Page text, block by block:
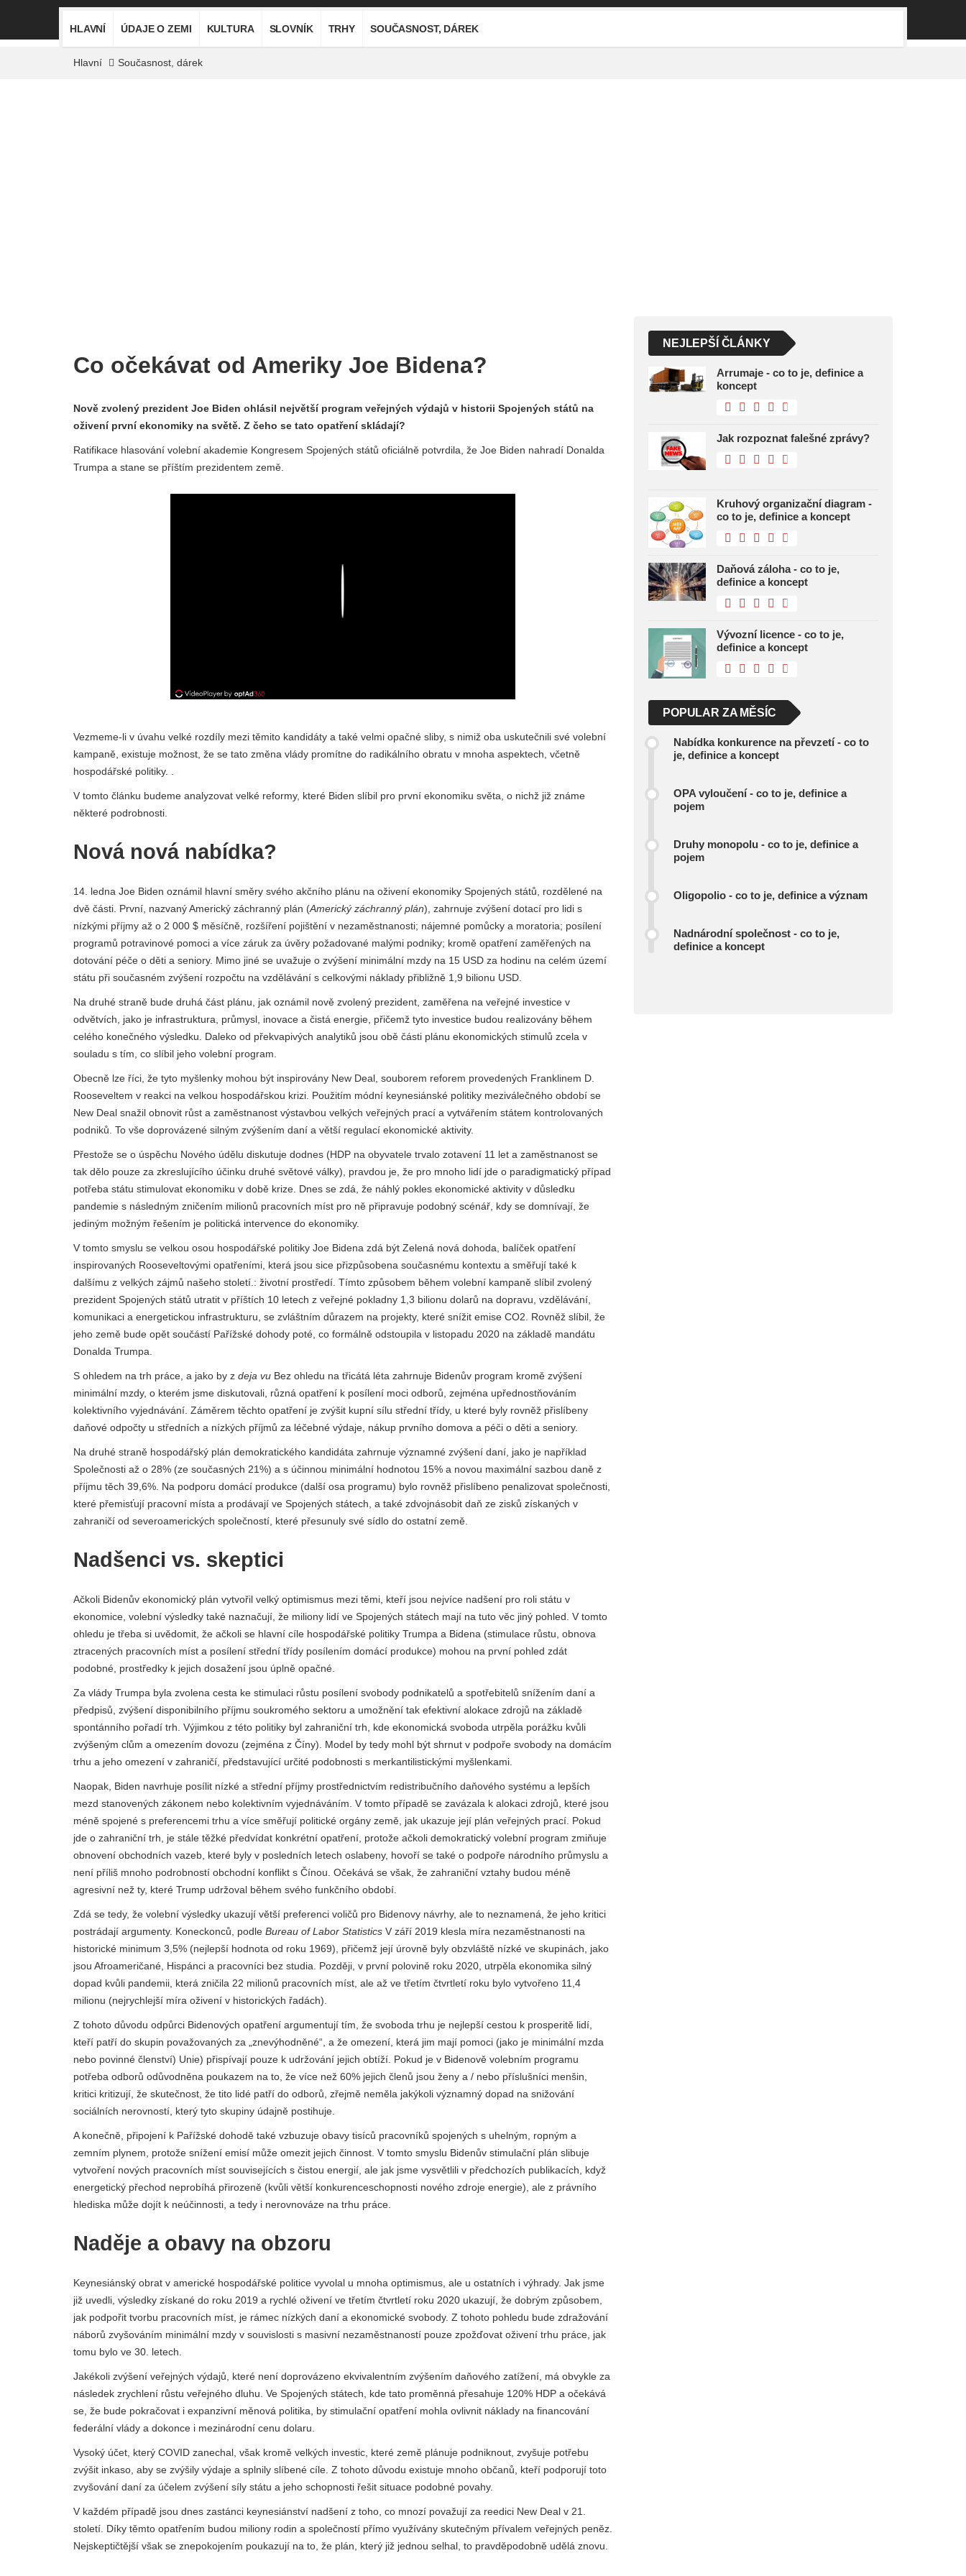
HLAVNÍ ÚDAJE O ZEMI KULTURA SLOVNÍK TRHY SOUČASNOST, DÁREK
Hlavní Současnost, dárek
Co očekávat od Ameriky Joe Bidena?
Nově zvolený prezident Joe Biden ohlásil největší program veřejných výdajů v historii Spojených států na
oživení první ekonomiky na světě. Z čeho se tato opatření skládají?
Ratifikace hlasování volební akademie Kongresem Spojených států oficiálně potvrdila, že Joe Biden nahradí Donalda
Trumpa a stane se příštím prezidentem země.
Vezmeme-li v úvahu velké rozdíly mezi těmito kandidáty a také velmi opačné sliby, s nimiž oba uskutečnili své volební
kampaně, existuje možnost, že se tato změna vlády promítne do radikálního obratu v mnoha aspektech, včetně
hospodářské politiky. .
V tomto článku budeme analyzovat velké reformy, které Biden slíbil pro první ekonomiku světa, o nichž již známe
některé podrobnosti.
Nová nová nabídka?
14. ledna Joe Biden oznámil hlavní směry svého akčního plánu na oživení ekonomiky Spojených států, rozdělené na
dvě části. První, nazvaný Americký záchranný plán (Americký záchranný plán), zahrnuje zvýšení dotací pro lidi s
nízkými příjmy až o 2 000 $ měsíčně, rozšíření pojištění v nezaměstnanosti; nájemné pomůcky a moratoria; posílení
programů potravinové pomoci a více záruk za úvěry požadované malými podniky; kromě opatření zaměřených na
dotování péče o děti a seniory. Mimo jiné se uvažuje o zvýšení minimální mzdy na 15 USD za hodinu na celém území
státu při současném zvýšení rozpočtu na vzdělávání s celkovými náklady přibližně 1,9 bilionu USD.
Na druhé straně bude druhá část plánu, jak oznámil nově zvolený prezident, zaměřena na veřejné investice v
odvětvích, jako je infrastruktura, průmysl, inovace a čistá energie, přičemž tyto investice budou realizovány během
celého konečného výsledku. Daleko od překvapivých analytiků jsou obě části plánu ekonomických stimulů zcela v
souladu s tím, co slíbil jeho volební program.
Obecně lze říci, že tyto myšlenky mohou být inspirovány New Deal, souborem reforem provedených Franklinem D.
Rooseveltem v reakci na velkou hospodářskou krizi. Použitím módní keynesiánské politiky meziválečného období se
New Deal snažil obnovit růst a zaměstnanost výstavbou velkých veřejných prací a vytvářením státem kontrolovaných
podniků. To vše doprovázené silným zvýšením daní a větší regulací ekonomické aktivity.
Přestože se o úspěchu Nového údělu diskutuje dodnes (HDP na obyvatele trvalo zotavení 11 let a zaměstnanost se
tak dělo pouze za zkreslujícího účinku druhé světové války), pravdou je, že pro mnoho lidí jde o paradigmatický případ
potřeba státu stimulovat ekonomiku v době krize. Dnes se zdá, že náhlý pokles ekonomické aktivity v důsledku
pandemie s následným zničením milionů pracovních míst pro ně připravuje podobný scénář, kdy se domnívají, že
jediným možným řešením je politická intervence do ekonomiky.
V tomto smyslu se velkou osou hospodářské politiky Joe Bidena zdá být Zelená nová dohoda, balíček opatření
inspirovaných Rooseveltovými opatřeními, která jsou sice přizpůsobena současnému kontextu a směřují také k
dalšímu z velkých zájmů našeho století.: životní prostředí. Tímto způsobem během volební kampaně slíbil zvolený
prezident Spojených států utratit v příštích 10 letech z veřejné pokladny 1,3 bilionu dolarů na dopravu, vzdělávání,
komunikaci a energetickou infrastrukturu, se zvláštním důrazem na projekty, které snížit emise CO2. Rovněž slíbil, že
jeho země bude opět součástí Pařížské dohody poté, co formálně odstoupila v listopadu 2020 na základě mandátu
Donalda Trumpa.
S ohledem na trh práce, a jako by z deja vu Bez ohledu na třicátá léta zahrnuje Bidenův program kromě zvýšení
minimální mzdy, o kterém jsme diskutovali, různá opatření k posílení moci odborů, zejména upřednostňováním
kolektivního vyjednávání. Záměrem těchto opatření je zvýšit kupní sílu střední třídy, u které byly rovněž přislíbeny
daňové odpočty u středních a nízkých příjmů za léčebné výdaje, nákup prvního domova a péči o děti a seniory.
Na druhé straně hospodářský plán demokratického kandidáta zahrnuje významné zvýšení daní, jako je například
Společnosti až o 28% (ze současných 21%) a s účinnou minimální hodnotou 15% a novou maximální sazbou daně z
příjmu těch 39,6%. Na podporu domácí produkce (další osa programu) bylo rovněž přislíbeno penalizovat společnosti,
které přemisťují pracovní místa a prodávají ve Spojených státech, a také zdvojnásobit daň ze zisků získaných v
zahraničí od severoamerických společností, které přesunuly své sídlo do ostatní země.
Nadšenci vs. skeptici
Ačkoli Bidenův ekonomický plán vytvořil velký optimismus mezi těmi, kteří jsou nejvíce nadšení pro roli státu v
ekonomice, volební výsledky také naznačují, že miliony lidí ve Spojených státech mají na tuto věc jiný pohled. V tomto
ohledu je třeba si uvědomit, že ačkoli se hlavní cíle hospodářské politiky Trumpa a Bidena (stimulace růstu, obnova
ztracených pracovních míst a posílení střední třídy posílením domácí produkce) mohou na první pohled zdát
podobné, prostředky k jejich dosažení jsou úplně opačné.
Za vlády Trumpa byla zvolena cesta ke stimulaci růstu posílení svobody podnikatelů a spotřebitelů snížením daní a
předpisů, zvýšení disponibilního příjmu soukromého sektoru a umožnění tak efektivní alokace zdrojů na základě
spontánního pořadí trh. Výjimkou z této politiky byl zahraniční trh, kde ekonomická svoboda utrpěla porážku kvůli
zvýšeným clům a omezením dovozu (zejména z Číny). Model by tedy mohl být shrnut v podpoře svobody na domácím
trhu a jeho omezení v zahraničí, představující určité podobnosti s merkantilistickými myšlenkami.
Naopak, Biden navrhuje posílit nízké a střední příjmy prostřednictvím redistribučního daňového systému a lepších
mezd stanovených zákonem nebo kolektivním vyjednáváním. V tomto případě se zavázala k alokaci zdrojů, které jsou
méně spojené s preferencemi trhu a více směřují politické orgány země, jak ukazuje její plán veřejných prací. Pokud
jde o zahraniční trh, je stále těžké předvídat konkrétní opatření, protože ačkoli demokratický volební program zmiňuje
obnovení obchodních vazeb, které byly v posledních letech oslabeny, hovoří se také o podpoře národního průmyslu a
není příliš mnoho podrobností obchodní konflikt s Čínou. Očekává se však, že zahraniční vztahy budou méně
agresivní než ty, které Trump udržoval během svého funkčního období.
Zdá se tedy, že volební výsledky ukazují větší preferenci voličů pro Bidenovy návrhy, ale to neznamená, že jeho kritici
postrádají argumenty. Koneckonců, podle Bureau of Labor Statistics V září 2019 klesla míra nezaměstnanosti na
historické minimum 3,5% (nejlepší hodnota od roku 1969), přičemž její úrovně byly obzvláště nízké ve skupinách, jako
jsou Afroameričané, Hispánci a pracovníci bez studia. Později, v první polovině roku 2020, utrpěla ekonomika silný
dopad kvůli pandemii, která zničila 22 milionů pracovních míst, ale až ve třetím čtvrtletí roku bylo vytvořeno 11,4
milionu (nejrychlejší míra oživení v historických řadách).
Z tohoto důvodu odpůrci Bidenových opatření argumentují tím, že svoboda trhu je nejlepší cestou k prosperitě lidí,
kteří patří do skupin považovaných za „znevýhodněné“, a že omezení, která jim mají pomoci (jako je minimální mzda
nebo povinné členství) Unie) přispívají pouze k udržování jejich obtíží. Pokud je v Bidenově volebním programu
potřeba odborů odůvodněna poukazem na to, že více než 60% jejich členů jsou ženy a / nebo příslušníci menšin,
kritici kritizují, že skutečnost, že tito lidé patří do odborů, zřejmě neměla jakýkoli významný dopad na snižování
sociálních nerovností, který tyto skupiny údajně postihuje.
A konečně, připojení k Pařížské dohodě také vzbuzuje obavy tisíců pracovníků spojených s uhelným, ropným a
zemním plynem, protože snížení emisí může omezit jejich činnost. V tomto smyslu Bidenův stimulační plán slibuje
vytvoření nových pracovních míst souvisejících s čistou energií, ale jak jsme vysvětlili v předchozích publikacích, když
energetický přechod neprobíhá přirozeně (kvůli větší konkurenceschopnosti nového zdroje energie), ale z právního
hlediska může dojít k neúčinnosti, a tedy i nerovnováze na trhu práce.
Naděje a obavy na obzoru
Keynesiánský obrat v americké hospodářské politice vyvolal u mnoha optimismus, ale u ostatních i výhrady. Jak jsme
již uvedli, výsledky získané do roku 2019 a rychlé oživení ve třetím čtvrtletí roku 2020 ukazují, že dobrým způsobem,
jak podpořit tvorbu pracovních míst, je rámec nízkých daní a ekonomické svobody. Z tohoto pohledu bude zdražování
náborů zvyšováním minimální mzdy v souvislosti s masivní nezaměstnaností pouze zpožďovat oživení trhu práce, jak
tomu bylo ve 30. letech.
Jakékoli zvýšení veřejných výdajů, které není doprovázeno ekvivalentním zvýšením daňového zatížení, má obvykle za
následek zrychlení růstu veřejného dluhu. Ve Spojených státech, kde tato proměnná přesahuje 120% HDP a očekává
se, že bude pokračovat i expanzivní měnová politika, by stimulační opatření mohla ovlivnit náklady na financování
federální vlády a dokonce i mezinárodní cenu dolaru.
Vysoký účet, který COVID zanechal, však kromě velkých investic, které země plánuje podniknout, zvyšuje potřebu
zvýšit inkaso, aby se zvýšily výdaje a splnily slíbené cíle. Z tohoto důvodu existuje mnoho občanů, kteří podporují toto
zvyšování daní za účelem zvýšení síly státu a jeho schopnosti řešit situace podobné povahy.
V každém případě jsou dnes zastánci keynesiánství nadšení z toho, co mnozí považují za reedici New Deal v 21.
století. Díky těmto opatřením budou miliony rodin a společností přímo využívány skutečným přívalem veřejných peněz.
Nejskeptičtější však se znepokojením poukazují na to, že plán, který již jednou selhal, to pravděpodobně udělá znovu.
NEJLEPŠÍ ČLÁNKY
Arrumaje - co to je, definice a
koncept
Jak rozpoznat falešné zprávy?
Kruhový organizační diagram -
co to je, definice a koncept
Daňová záloha - co to je,
definice a koncept
Vývozní licence - co to je,
definice a koncept
POPULAR ZA MĚSÍC
Nabídka konkurence na převzetí - co to
je, definice a koncept
OPA vyloučení - co to je, definice a
pojem
Druhy monopolu - co to je, definice a
pojem
Oligopolio - co to je, definice a význam
Nadnárodní společnost - co to je,
definice a koncept